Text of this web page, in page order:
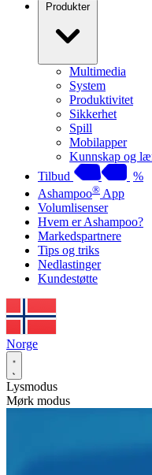
Produkter
Multimedia
System
Produktivitet
Sikkerhet
Spill
Mobilapper
Kunnskap og
Tilbud
%
Ashampoo® App
Volumlisenser
Hvem er Ashampoo?
Markedspartnere
Tips og triks
Nedlastinger
Kundestøtte
Norge
Lysmodus
Mørk modus